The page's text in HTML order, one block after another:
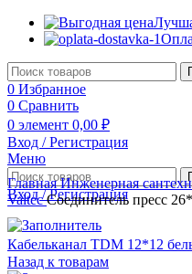
0 Избранное
0 Сравнить
0 элемент 0,00 ₽
Вход / Регистрация
Меню
Вход / Регистрация
ГлавнаяИнженерная
ValtecСоединитель пресс
Кабельканал TDM 12*12
Назад к товарам